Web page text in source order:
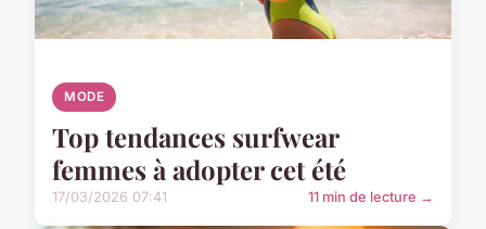
MODE
Top tendances surfwear
femmes à adopter cet été
17/03/2026 07:41 11 min de lecture →